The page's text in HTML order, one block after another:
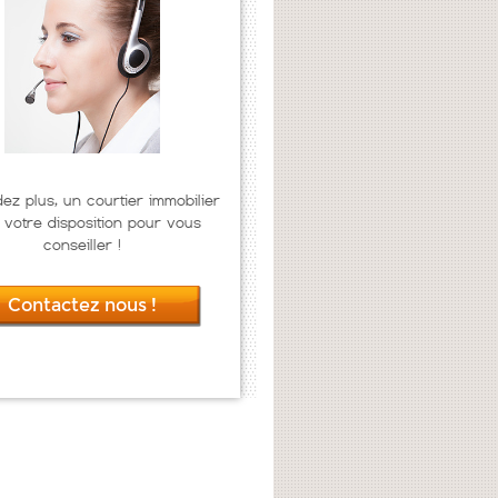
plus, un courtier immobilier
votre disposition pour vous
conseiller !
Contactez nous !